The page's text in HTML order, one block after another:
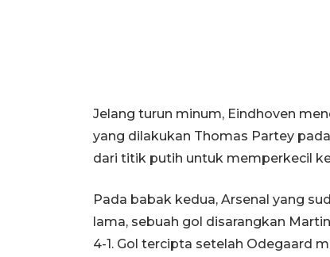
Jelang turun minum, Eindhoven
yang dilakukan Thomas Partey
dari titik putih untuk memperkecil
Pada babak kedua, Arsenal yang
lama, sebuah gol disarangkan
4-1. Gol tercipta setelah Odegaard